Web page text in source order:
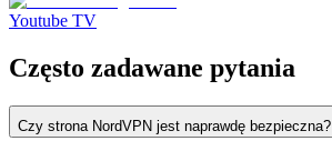
Youtube TV
Często zadawane pytania
Czy strona NordVPN jest naprawdę bezpieczna?